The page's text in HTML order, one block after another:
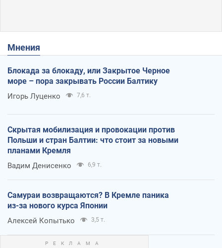
Мнения
Блокада за блокаду, или Закрытое Черное
море – пора закрывать России Балтику
Игорь Луценко 7,6 т.
Скрытая мобилизация и провокации против
Польши и стран Балтии: что стоит за новыми
планами Кремля
Вадим Денисенко 6,9 т.
Самураи возвращаются? В Кремле паника
из-за нового курса Японии
Алексей Копытько 3,5 т.